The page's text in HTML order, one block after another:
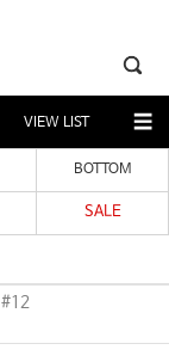
VIEW LIST
BOTTOM
SALE